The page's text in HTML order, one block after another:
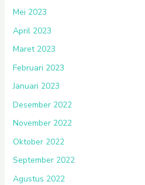
Mei 2023
April 2023
Maret 2023
Februari 2023
Januari 2023
Desember 2022
November 2022
Oktober 2022
September 2022
Agustus 2022